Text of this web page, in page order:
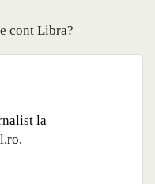
cont Libra?
la